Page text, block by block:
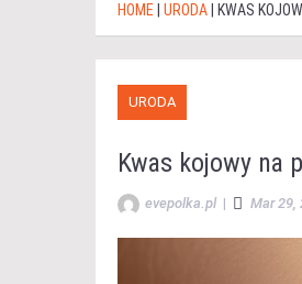
HOME URODA KWAS
URODA
Kwas kojowy na
evepolka.pl | Mar 29,